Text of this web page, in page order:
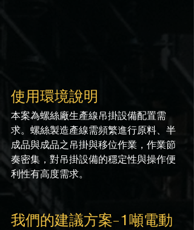
使用環境說明
本案為螺絲廠生產線吊掛設備配置需
求。螺絲製造產線需頻繁進行原料、半
成品與成品之吊掛與移位作業，作業節
奏密集，對吊掛設備的穩定性與操作便
利性有高度需求。
我們的建議方案-1噸電動